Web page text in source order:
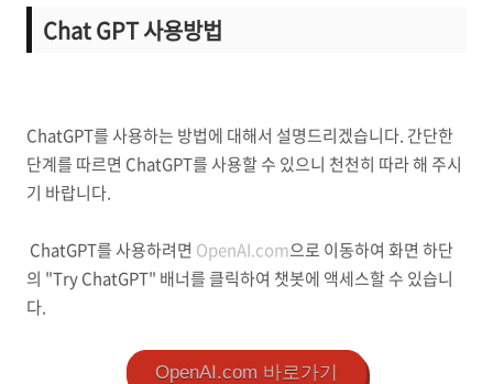
Chat GPT 사용방법
ChatGPT를 사용하는 방법에 대해서 설명드리겠습니다. 간단한
단계를 따르면 ChatGPT를 사용할 수 있으니 천천히 따라 해 주시
기 바랍니다.
ChatGPT를 사용하려면 OpenAI.com으로 이동하여 화면 하단
의 "Try ChatGPT" 배너를 클릭하여 챗봇에 액세스할 수 있습니
다.
OpenAI.com 바로가기